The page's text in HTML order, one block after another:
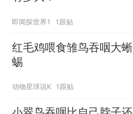
即闻探世界1 1跟贴
红毛鸡喂食雏鸟吞咽大蜥
蜴
动物星球说K 1跟贴